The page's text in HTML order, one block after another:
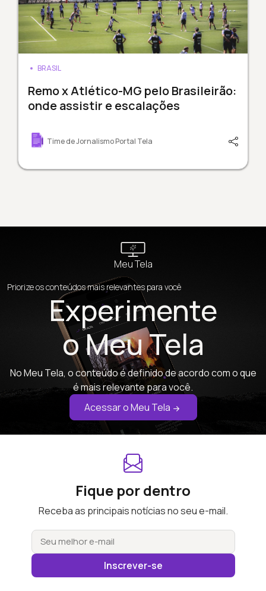
BRASIL
Remo x Atlético-MG pelo Brasileirão:
onde assistir e escalações
Time de Jornalismo Portal Tela
Meu Tela
Priorize os conteúdos mais relevantes para você
Experimente
o Meu Tela
No Meu Tela, o conteúdo é definido de acordo com o que
é mais relevante para você.
Acessar o Meu Tela
Fique por dentro
Receba as principais notícias no seu e-mail.
Inscrever-se